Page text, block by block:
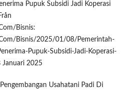
Pupuk Subsidi Jadi Koperasi
Bisnis:
Bisnis/2025/01/08/Pemerintah-
Pupuk-Subsidi-Jadi-Koperasi-
Januari 2025
Usahatani Padi Di